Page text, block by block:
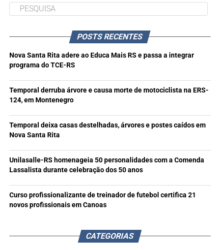
POSTS RECENTES
Nova Santa Rita adere ao Educa Mais RS e passa a integrar
programa do TCE-RS
Temporal derruba árvore e causa morte de motociclista na ERS-
124, em Montenegro
Temporal deixa casas destelhadas, árvores e postes caídos em
Nova Santa Rita
Unilasalle-RS homenageia 50 personalidades com a Comenda
Lassalista durante celebração dos 50 anos
Curso profissionalizante de treinador de futebol certifica 21
novos profissionais em Canoas
CATEGORIAS